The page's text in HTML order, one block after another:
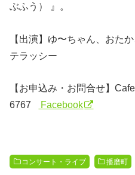
ぶふう） 』。
【出演】ゆ〜ちゃん、おた
テラッシー
【お申込み・お問合せ】
6767
Facebook
コンサート・ライブ 播磨町